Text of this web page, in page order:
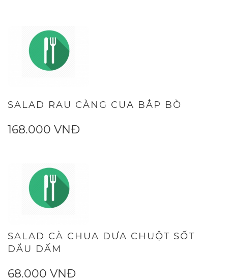
SALAD RAU CÀNG CUA BẮP BÒ
168.000 VNĐ
SALAD CÀ CHUA DƯA CHUỘT SỐT
DẦU DẤM
68.000 VNĐ